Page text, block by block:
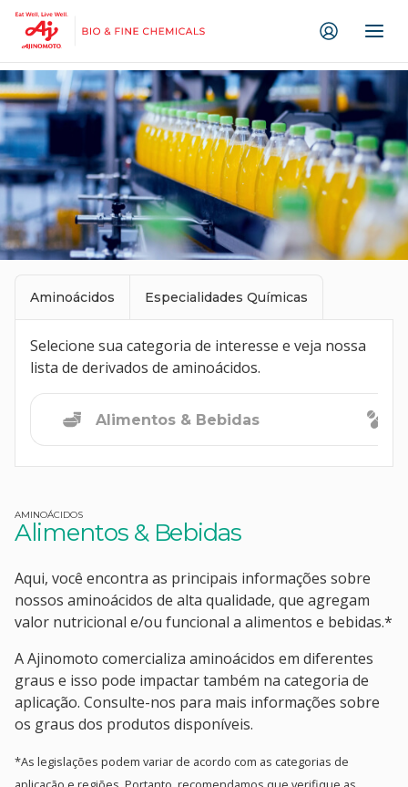
Ir direto ao conteúdo
Aminoácidos Especialidades Químicas
Selecione sua categoria de interesse e veja nossa
lista de derivados de aminoácidos.
Alimentos & Bebidas
AMINOÁCIDOS
Alimentos & Bebidas
Aqui, você encontra as principais informações sobre
nossos aminoácidos de alta qualidade, que agregam
valor nutricional e/ou funcional a alimentos e bebidas.*
A Ajinomoto comercializa aminoácidos em diferentes
graus e isso pode impactar também na categoria de
aplicação. Consulte-nos para mais informações sobre
os graus dos produtos disponíveis.
*As legislações podem variar de acordo com as categorias de